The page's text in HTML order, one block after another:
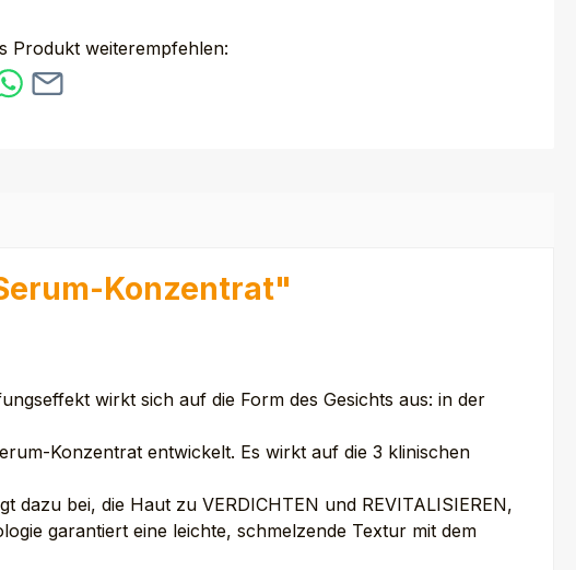
Produkt weiterempfehlen:
Konzentrat"
wirkt sich auf die Form des Gesichts aus: in der
Konzentrat entwickelt. Es wirkt auf die 3 klinischen
bei, die Haut zu VERDICHTEN und REVITALISIEREN,
garantiert eine leichte, schmelzende Textur mit dem